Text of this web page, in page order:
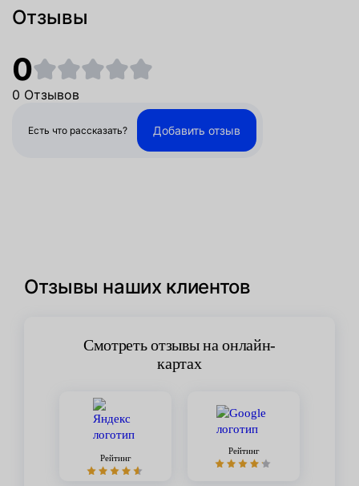
Отзывы
0
0 Отзывов
Есть что рассказать? Добавить отзыв
Отзывы наших клиентов
Смотреть отзывы на онлайн-
картах
Рейтинг
Рейтинг